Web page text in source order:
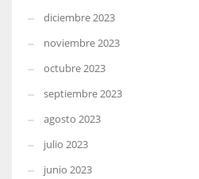
diciembre 2023
noviembre 2023
octubre 2023
septiembre 2023
agosto 2023
julio 2023
junio 2023